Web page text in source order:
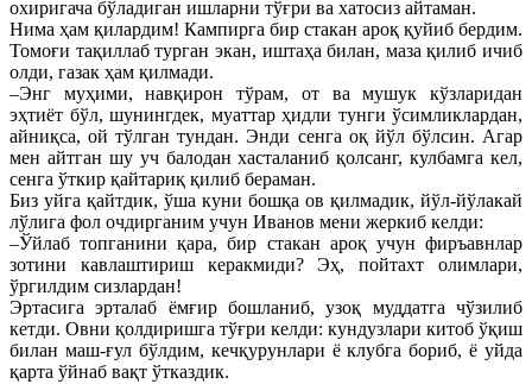
охиригача бўладиган ишларни тўғри ва хатосиз айтаман.
Нима ҳам қилардим! Кампирга бир стакан ароқ қуйиб бердим.
Томоғи тақиллаб турган экан, иштаҳа билан, маза қилиб ичиб
олди, газак ҳам қилмади.
–Энг муҳими, навқирон тўрам, от ва мушук кўзларидан
эҳтиёт бўл, шунингдек, муаттар ҳидли тунги ўсимликлардан,
айниқса, ой тўлган тундан. Энди сенга оқ йўл бўлсин. Агар
мен айтган шу уч балодан хасталаниб қолсанг, кулбамга кел,
сенга ўткир қайтариқ қилиб бераман.
Биз уйга қайтдик, ўша куни бошқа ов қилмадик, йўл-йўлакай
лўлига фол очдирганим учун Иванов мени жеркиб келди:
–Ўйлаб топганини қара, бир стакан ароқ учун фиръавнлар
зотини кавлаштириш керакмиди? Эҳ, пойтахт олимлари,
ўргилдим сизлардан!
Эртасига эрталаб ёмғир бошланиб, узоқ муддатга чўзилиб
кетди. Овни қолдиришга тўғри келди: кундузлари китоб ўқиш
билан маш-ғул бўлдим, кечқурунлари ё клубга бориб, ё уйда
қарта ўйнаб вақт ўтказдик.